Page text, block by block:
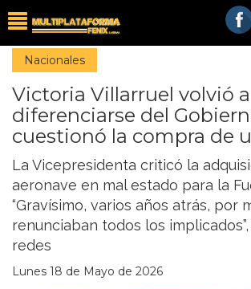
Nacionales
Victoria Villarruel volvió a
diferenciarse del
cuestionó la compra de
La Vicepresidenta criticó la
aeronave en mal estado para la
“Gravísimo, varios años atrás, por
renunciaban todos los
redes
Lunes 18 de Mayo de 2026